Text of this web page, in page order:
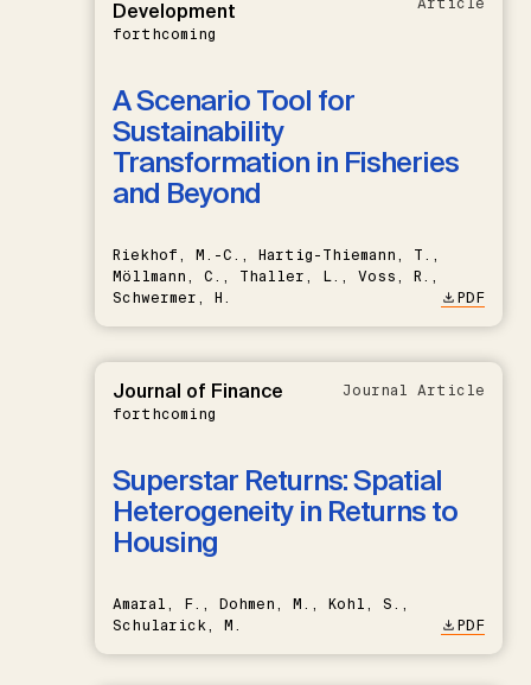
Development
forthcoming
A Scenario Tool for
Sustainability
Transformation in Fisheries
and Beyond
Riekhof, M.-C., Hartig-Thiemann, T.,
Möllmann, C., Thaller, L., Voss, R.,
Schwermer, H.
PDF
Journal of Finance
forthcoming
Journal Article
Superstar Returns: Spatial
Heterogeneity in Returns to
Housing
Amaral, F., Dohmen, M., Kohl, S.,
Schularick, M.
PDF